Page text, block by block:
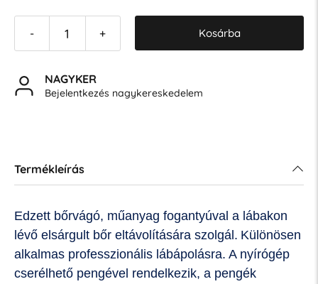
- + Kosárba
NAGYKER
Bejelentkezés nagykereskedelem
Termékleírás
Edzett bőrvágó, műanyag fogantyúval a lábakon
lévő elsárgult bőr eltávolítására szolgál. Különösen
alkalmas professzionális lábápolásra. A nyírógép
cserélhető pengével rendelkezik, a pengék